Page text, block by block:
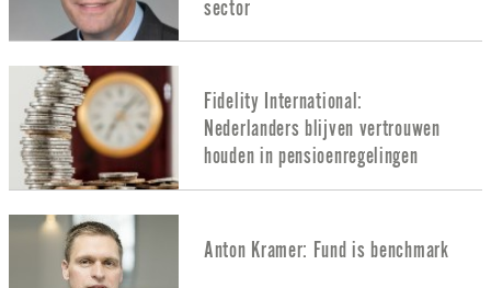
sector
Fidelity International:
Nederlanders blijven vertrouwen
houden in pensioenregelingen
Anton Kramer: Fund is benchmark